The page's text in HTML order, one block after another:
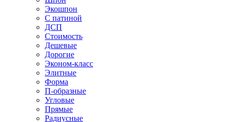
Экошпон
С патиной
ДСП
Стоимость
Дешевые
Дорогие
Эконом-класс
Элитные
Форма
П-образные
Угловые
Прямые
Радиусные